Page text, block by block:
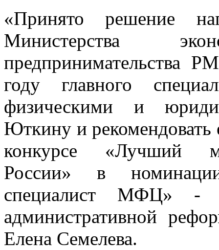
«Принято решение
Министерства
предпринимательства
году главного
физическими и
Юткину и рекомендовать
конкурсе «Лучший
России» в
специалист МФЦ» -
административной
Елена Семелева.